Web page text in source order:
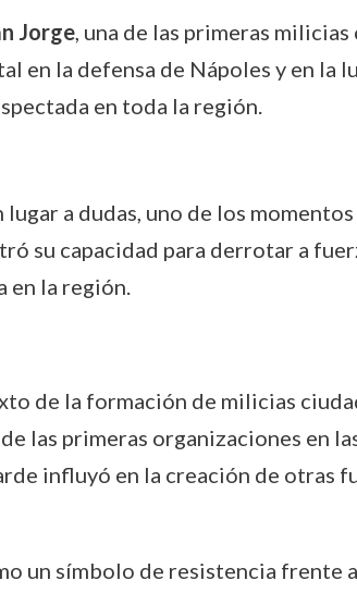
Jorge, una de las primeras milicias
en la defensa de Nápoles y en la
en toda la región.
lugar a dudas, uno de los
su capacidad para derrotar a
en la región.
de la formación de milicias
las primeras organizaciones en
influyó en la creación de otras
un símbolo de resistencia frente